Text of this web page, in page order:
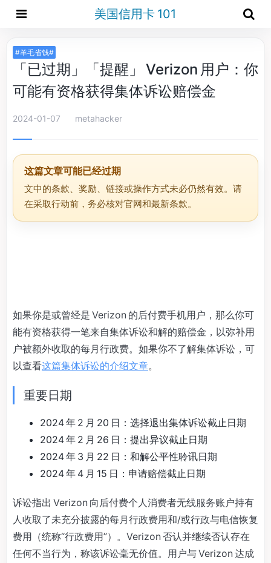
美国信用卡 101
#羊毛省钱#
「已过期」「提醒」 Verizon 用户：你
可能有资格获得集体诉讼赔偿金
2024-01-07 metahacker
这篇文章可能已经过期
文中的条款、奖励、链接或操作方式未必仍然有效。请
在采取行动前，务必核对官网和最新条款。
如果你是或曾经是 Verizon 的后付费手机用户，那么你可
能有资格获得一笔来自集体诉讼和解的赔偿金，以弥补用
户被额外收取的每月行政费。如果你不了解集体诉讼，可
以查看这篇集体诉讼的介绍文章。
重要日期
2024 年 2 月 20 日：选择退出集体诉讼截止日期
2024 年 2 月 26 日：提出异议截止日期
2024 年 3 月 22 日：和解公平性聆讯日期
2024 年 4 月 15 日：申请赔偿截止日期
诉讼指出 Verizon 向后付费个人消费者无线服务账户持有
人收取了未充分披露的每月行政费用和/或行政与电信恢复
费用（统称“行政费用”）。Verizon 否认并继续否认存在
任何不当行为，称该诉讼毫无价值。用户与 Verizon 达成